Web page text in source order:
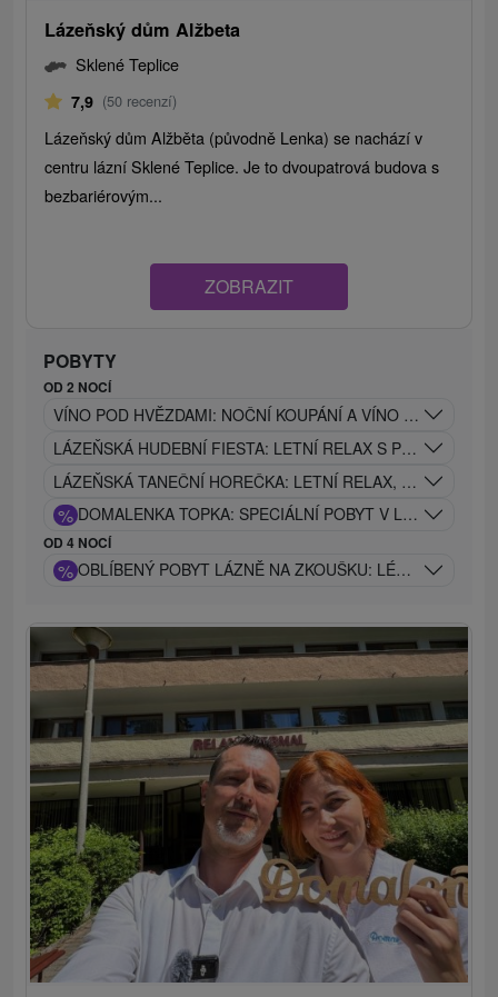
Lázeňský dům Alžbeta
Sklené Teplice
7,9 (50 recenzí)
Lázeňský dům Alžběta (původně Lenka) se nachází v
centru lázní Sklené Teplice. Je to dvoupatrová budova s ​​
bezbariérovým...
ZOBRAZIT
POBYTY
OD 2 NOCÍ
VÍNO POD HVĚZDAMI: NOČNÍ KOUPÁNÍ A VÍNO POD
LÁZEŇSKÁ HUDEBNÍ FIESTA: LETNÍ RELAX S
LÁZEŇSKÁ TANEČNÍ HOREČKA: LETNÍ RELAX, LÉČIVÉ
% DOMALENKA TOPKA: SPECIÁLNÍ POBYT V LÁZNÍCH V
OD 4 NOCÍ
% OBLÍBENÝ POBYT LÁZNĚ NA ZKOUŠKU: LÉČEBNÝ